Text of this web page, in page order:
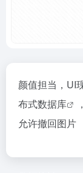
颜值担当，UI
布式数据库
允许撤回图片